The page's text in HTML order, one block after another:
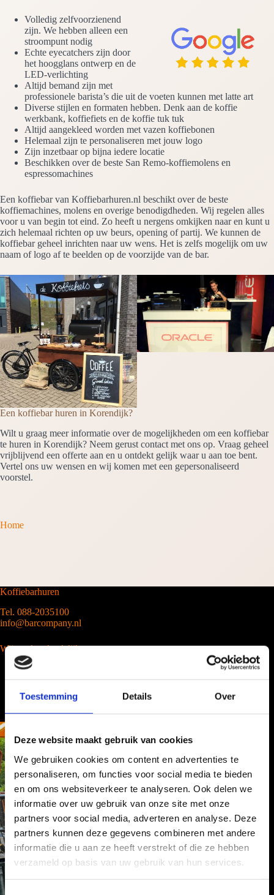
Toestemming Details Over
Deze website maakt gebruik van cookies
We gebruiken cookies om content en advertenties te
personaliseren, om functies voor social media te bieden
en om ons websiteverkeer te analyseren. Ook delen we
informatie over uw gebruik van onze site met onze
partners voor social media, adverteren en analyse. Deze
partners kunnen deze gegevens combineren met andere
informatie die u aan ze heeft verstrekt of die ze hebben
verzameld op basis van uw gebruik van hun services.
Volledig zelfvoorzienend
zijn. We hebben alleen een
stroompunt nodig
Echte eyecatchers zijn door
het hoogglans ontwerp en de
LED-verlichting
Altijd bemand zijn met
professionele barista’s die uit de voeten kunnen met latte art
Diverse stijlen en formaten hebben. Denk aan de koffie
werkbank, koffiefiets en de koffie tuk tuk
Altijd aangekleed worden met vazen koffiebonen
Helemaal zijn te personaliseren met jouw logo
Zijn inzetbaar op bijna iedere locatie
Beschikken over de beste San Remo-koffiemolens en
espressomachines
Een koffiebar van Koffiebarhuren.nl beschikt over de beste
koffiemachines, molens en overige benodigdheden. Wij regelen alles
voor u van begin tot eind. Zo heeft u nergens omkijken naar en kunt u
zich helemaal richten op uw beurs, opening of partij. We kunnen de
koffiebar geheel inrichten naar uw wens. Het is zelfs mogelijk om uw
naam of logo af te beelden op de voorzijde van de bar.
Een koffiebar huren in Korendijk?
Wilt u graag meer informatie over de mogelijkheden om een koffiebar
te huren in Korendijk? Neem gerust contact met ons op. Vraag geheel
vrijblijvend een offerte aan en u ontdekt gelijk waar u aan toe bent.
Vertel ons uw wensen en wij komen met een gepersonaliseerd
voorstel.
Home
Koffiebarhuren
Tel. 088-2035100
info@barcompany.nl
Wij werken landelijk